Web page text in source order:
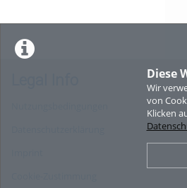
Diese
Wir
von
Klicken